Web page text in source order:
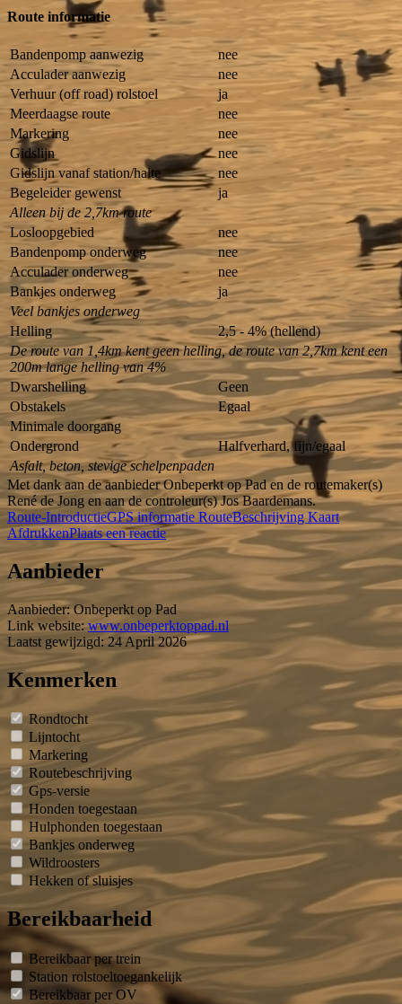
Route informatie
Bandenpomp aanwezig
nee
Acculader aanwezig
nee
Verhuur (off road) rolstoel
ja
Meerdaagse route
nee
Markering
nee
Gidslijn
nee
Gidslijn vanaf station/halte
nee
Begeleider gewenst
ja
Alleen bij de 2,7km route
Losloopgebied
nee
Bandenpomp onderweg
nee
Acculader onderweg
nee
Bankjes onderweg
ja
Veel bankjes onderweg
Helling
2,5 - 4% (hellend)
De route van 1,4km kent geen helling, de route van 2,7km kent een
200m lange helling van 4%
Dwarshelling
Geen
Obstakels
Egaal
Minimale doorgang
Ondergrond
Halfverhard, fijn/egaal
Asfalt, beton, stevige schelpenpaden
Met dank aan de aanbieder Onbeperkt op Pad en de routemaker(s)
René de Jong en aan de controleur(s) Jos Baardemans.
Route-IntroductieGPS informatie RouteBeschrijvingKaart
AfdrukkenPlaats een reactie
Aanbieder
Aanbieder: Onbeperkt op Pad
Link website: www.onbeperktoppad.nl
Laatst gewijzigd: 24 April 2026
Kenmerken
Rondtocht
Lijntocht
Markering
Routebeschrijving
Gps-versie
Honden toegestaan
Hulphonden toegestaan
Bankjes onderweg
Wildroosters
Hekken of sluisjes
Bereikbaarheid
Bereikbaar per trein
Station rolstoeltoegankelijk
Bereikbaar per OV